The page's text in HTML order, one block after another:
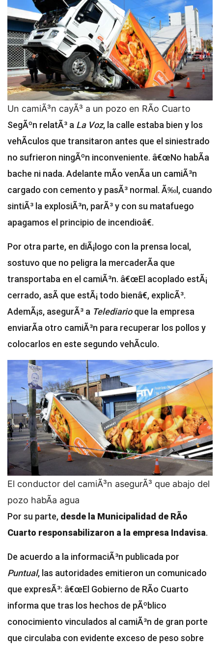
Un camiÃ³n cayÃ³ a un pozo en RÃ­o Cuarto
SegÃºn relatÃ³ a La Voz, la calle estaba bien y los
vehÃ­culos que transitaron antes que el siniestrado
no sufrieron ningÃºn inconveniente. â€œNo habÃ­a
bache ni nada. Adelante mÃ­o venÃ­a un camiÃ³n
cargado con cemento y pasÃ³ normal. Ã‰l, cuando
sintiÃ³ la explosiÃ³n, parÃ³ y con su matafuego
apagamos el principio de incendioâ€.
Por otra parte, en diÃ¡logo con la prensa local,
sostuvo que no peligra la mercaderÃ­a que
transportaba en el camiÃ³n. â€œEl acoplado estÃ¡
cerrado, asÃ­ que estÃ¡ todo bienâ€, explicÃ³.
AdemÃ¡s, asegurÃ³ a Telediarioque la empresa
enviarÃ­a otro camiÃ³n para recuperar los pollos y
colocarlos en este segundo vehÃ­culo.
El conductor del camiÃ³n asegurÃ³ que abajo del
pozo habÃ­a agua
Por su parte, desde la Municipalidad de RÃ­o
Cuarto responsabilizaron a la empresa Indavisa.
De acuerdo a la informaciÃ³n publicada por
Puntual, las autoridades emitieron un comunicado
que expresÃ³: â€œEl Gobierno de RÃ­o Cuarto
informa que tras los hechos de pÃºblico
conocimiento vinculados al camiÃ³n de gran porte
que circulaba con evidente exceso de peso sobre